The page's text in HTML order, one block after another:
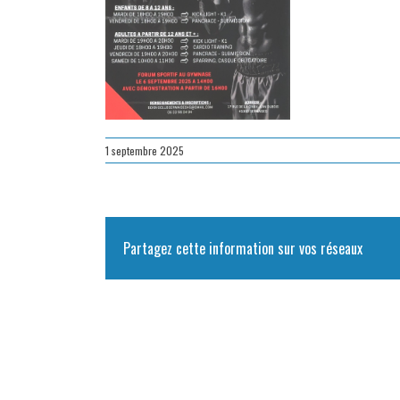
1 septembre 2025
Partagez cette information sur vos réseaux